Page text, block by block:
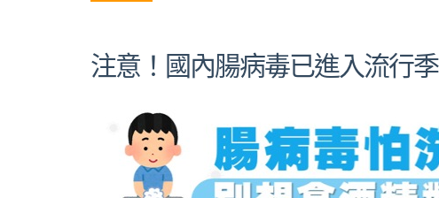
注意！國內腸病毒已進入流行季